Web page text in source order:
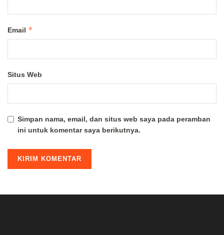
Email *
Situs Web
Simpan nama, email, dan situs web saya pada peramban
ini untuk komentar saya berikutnya.